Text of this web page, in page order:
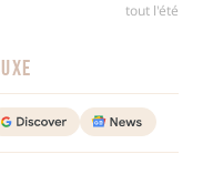
tout l'été